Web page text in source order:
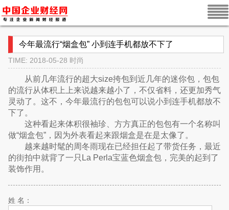
今年最流行“烟盒包” 小到连手机都放不下了
TIME: 2018-05-28 时尚
从前几年流行的超大size挎包到近几年的迷你包，包包
的流行从体积上上来说越来越小了，不仅省料，还更加秀气
灵动了。这不，今年最流行的包包可以说小到连手机都放不
下了。
这种看起来体积很袖珍、方方真正的包包有一个名称叫
做“烟盒包”，因为外表看起来跟烟盒是在是太像了。
越来越时髦的周冬雨现在已经担任起了带货任务，最近
的街拍中就背了一只La Perla宝蓝色烟盒包，完美的起到了
装饰作用。
姓 名：